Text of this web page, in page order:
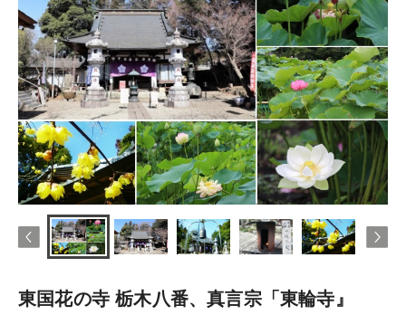
東国花の寺 栃木八番、真言宗「東輪寺』